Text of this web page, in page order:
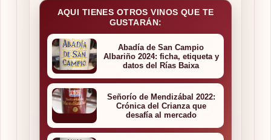
AQUI TIENES OTROS VINOS QUE TE
GUSTARÁN:
Abadía de San Campio
Albariño 2024: ficha, etiqueta y
datos del Rías Baixa
Señorío de Mendizábal 2022:
Crónica del Crianza que
desafía al mercado